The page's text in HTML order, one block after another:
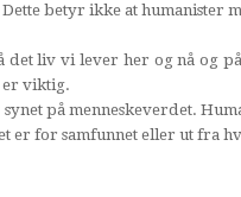
betyr ikke at humanister
det liv vi lever her og nå og
er viktig.
på menneskeverdet.
er for samfunnet eller ut fra